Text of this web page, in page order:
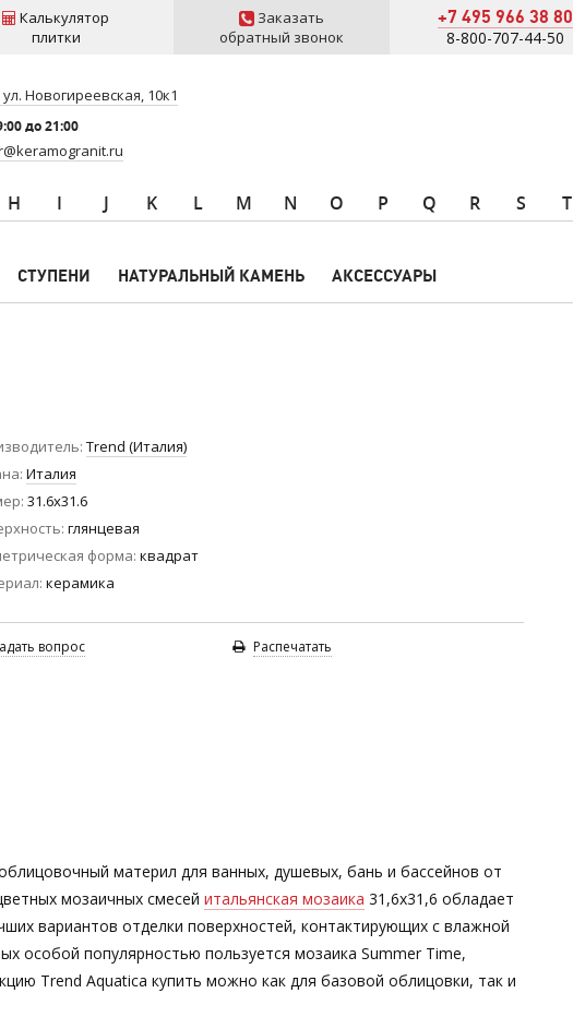
Калькулятор
плитки
Заказать
обратный звонок
+7 495 966 38 80
8-800-707-44-50
Новогиреевская, 10к1
до 21:00
H I J K L M N O P Q R S T
СТУПЕНИ НАТУРАЛЬНЫЙ КАМЕНЬ АКСЕССУАРЫ
Trend (Италия)
Италия
31.6x31.6
глянцевая
форма квадрат
керамика
вопрос Распечатать
материл для ванных, душевых, бань и бассейнов от
мозаичных смесей итальянская мозаика 31,6х31,6 обладает
вариантов отделки поверхностей, контактирующих с влажной
особой популярностью пользуется мозаика Summer Time,
Trend Aquatica купить можно как для базовой облицовки, так и